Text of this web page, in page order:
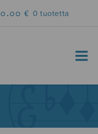
0.00 € 0 tuotetta
MENU